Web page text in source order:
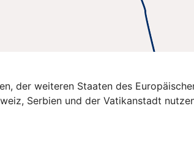
der weiteren Staaten des
Serbien und der Vatikanstadt